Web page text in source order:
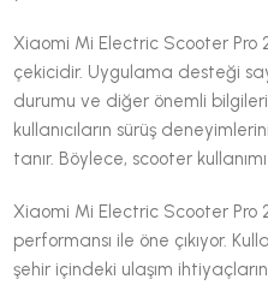
Xiaomi Mi Electric Scooter Pro
çekicidir. Uygulama desteği
durumu ve diğer önemli
kullanıcıların sürüş
tanır. Böylece, scooter
Xiaomi Mi Electric Scooter Pro
performansı ile öne çıkıyor.
şehir içindeki ulaşım